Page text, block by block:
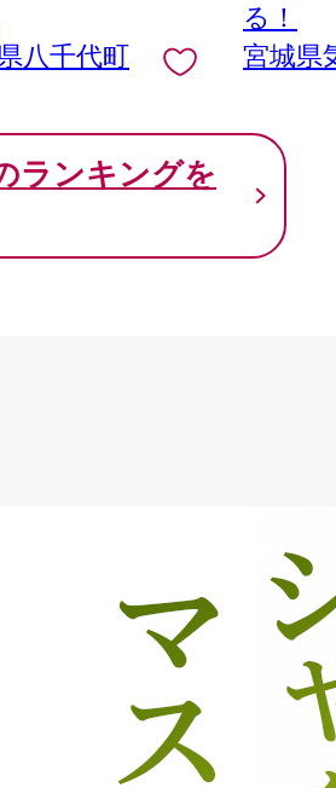
八千代町
る！
宮城県
ランキングを